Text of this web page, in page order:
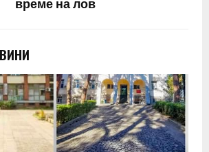
време на лов